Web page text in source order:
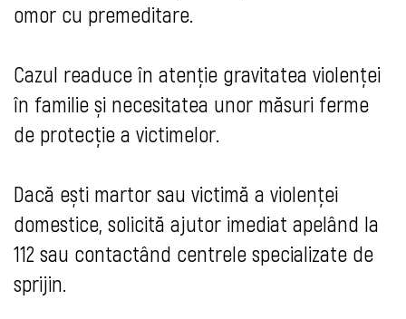
omor cu premeditare.
Cazul readuce în atenție gravitatea violenței
în familie și necesitatea unor măsuri ferme
de protecție a victimelor.
Dacă ești martor sau victimă a violenței
domestice, solicită ajutor imediat apelând la
112 sau contactând centrele specializate de
sprijin.